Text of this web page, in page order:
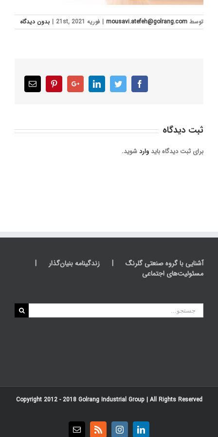
توسط mousavi.atefeh@golrang.com
| فوریه 21st, 2021 | بدون ديدگاه
Facebook
Twitter
LinkedIn
Google+
Pinterest
Email
ثبت ديدگاه
برای ثبت دیدگاه باید واردشوید.
آشنایی با گروه صنعتی گلرنگ
زندگینامه بنیان‌گذار
مسئولیت‌های اجتماعی
جستجو
برای:
Copyright 2012 - 2018 Golrang Industrial Group| All Rights Reserved
LinkedIn
Instagram
Rss
Email